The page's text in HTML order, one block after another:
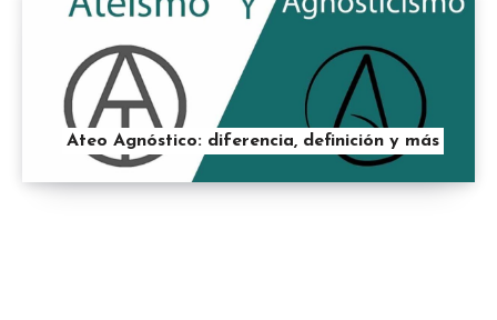
Ateo Agnóstico: diferencia, definición y más